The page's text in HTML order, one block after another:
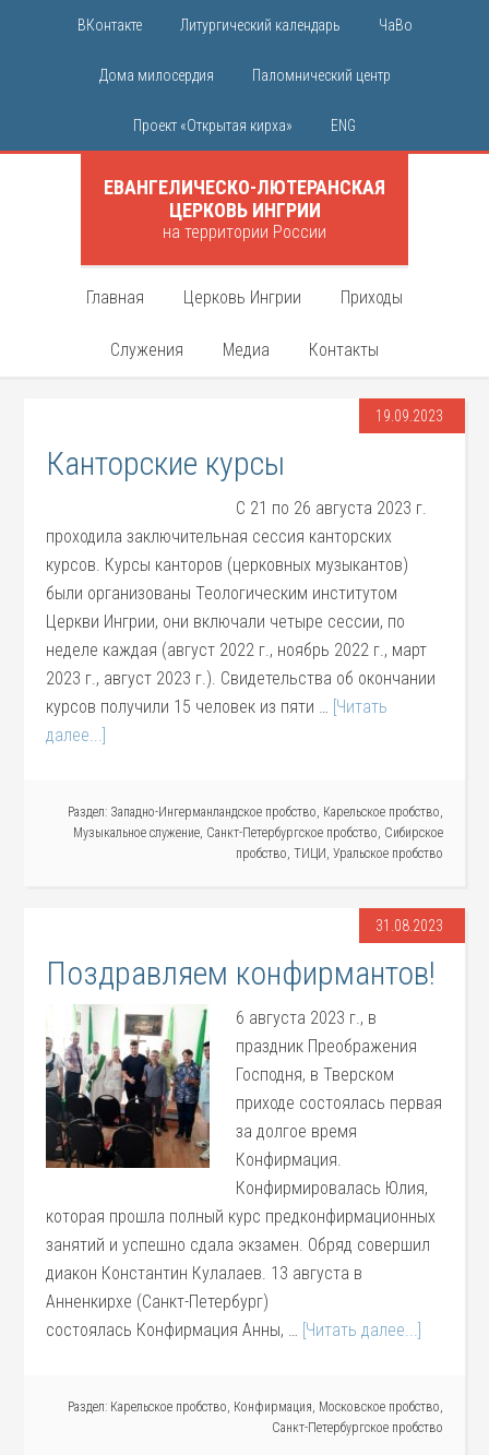
ВКонтакте Литургический календарь ЧаВо
Дома милосердия Паломнический центр
Проект «Открытая кирха» ENG
ЕВАНГЕЛИЧЕСКО-ЛЮТЕРАНСКАЯ
ЦЕРКОВЬ ИНГРИИ
на территории России
Главная Церковь Ингрии Приходы
Служения Медиа Контакты
19.09.2023
Канторские курсы
С 21 по 26 августа 2023 г.
проходила заключительная сессия канторских
курсов. Курсы канторов (церковных музыкантов)
были организованы Теологическим институтом
Церкви Ингрии, они включали четыре сессии, по
неделе каждая (август 2022 г., ноябрь 2022 г., март
2023 г., август 2023 г.). Свидетельства об окончании
курсов получили 15 человек из пяти … [Читать
далее...]
Раздел: Западно-Ингерманландское пробство, Карельское пробство,
Музыкальное служение, Санкт-Петербургское пробство, Сибирское
пробство, ТИЦИ , Уральское пробство
31.08.2023
Поздравляем конфирмантов!
6 августа 2023 г., в
праздник Преображения
Господня, в Тверском
приходе состоялась первая
за долгое время
Конфирмация.
Конфирмировалась Юлия,
которая прошла полный курс предконфирмационных
занятий и успешно сдала экзамен. Обряд совершил
диакон Константин Кулалаев. 13 августа в
Анненкирхе (Санкт-Петербург)
состоялась Конфирмация Анны, … [Читать далее...]
Раздел: Карельское пробство, Конфирмация, Московское пробство,
Санкт-Петербургское пробство